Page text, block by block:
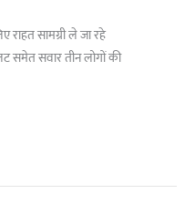
राहत सामग्री ले जा रहे
समेत सवार तीन लोगों की